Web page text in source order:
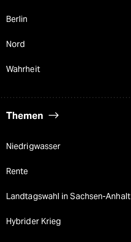
Berlin
Nord
Wahrheit
Themen
Niedrigwasser
Rente
Landtagswahl in Sachsen-Anhalt
Hybrider Krieg